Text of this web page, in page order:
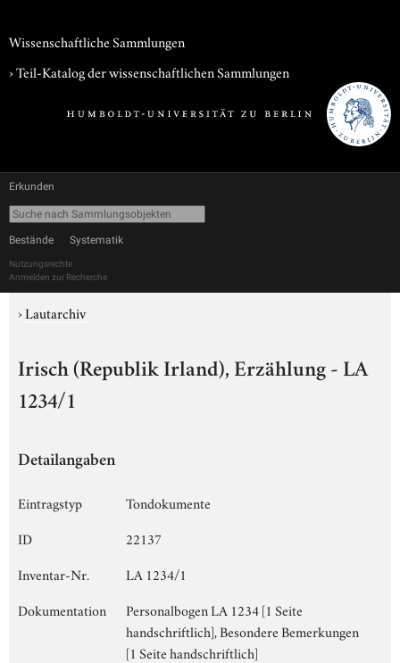
Wissenschaftliche Sammlungen
› Teil-Katalog der wissenschaftlichen Sammlungen
Erkunden
Bestände Systematik
Nutzungsrechte
Anmelden zur Recherche
›Lautarchiv
Irisch (Republik Irland), Erzählung - LA
1234/1
Detailangaben
Eintragstyp
Tondokumente
ID
22137
Inventar-Nr.
LA 1234/1
Dokumentation
Personalbogen LA 1234 [1 Seite
handschriftlich], Besondere Bemerkungen
[1 Seite handschriftlich]